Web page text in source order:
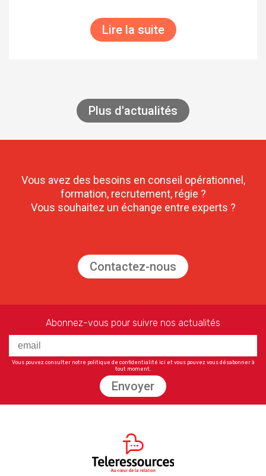
Lire la suite
Plus d'actualités
Vous avez des besoins en conseil opérationnel,
formation, recrutement, régie ?
Vous souhaitez un échange entre experts ?​
Contactez-nous
Abonnez-vous pour suivre nos actualités
Vous pouvez consulter notre politique de confidentialité ici et vous pouvez vous désabonner à
tout moment.
Envoyer